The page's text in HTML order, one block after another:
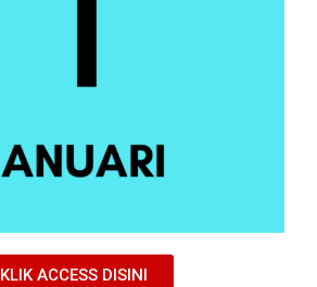
KLIK ACCESS DISINI